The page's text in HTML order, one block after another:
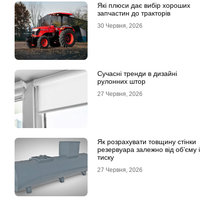
Які плюси дає вибір хороших
запчастин до тракторів
30 Червня, 2026
Сучасні тренди в дизайні
рулонних штор
27 Червня, 2026
Як розрахувати товщину стінки
резервуара залежно від об’єму і
тиску
27 Червня, 2026